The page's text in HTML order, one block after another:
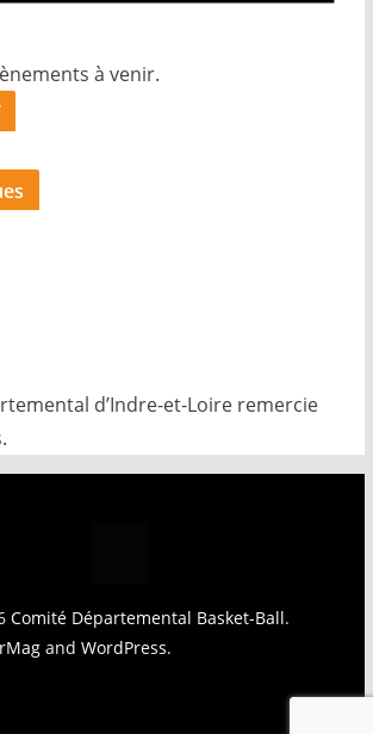
à venir.
d’Indre-et-Loire remercie
Comité Départemental Basket-Ball.
and WordPress.